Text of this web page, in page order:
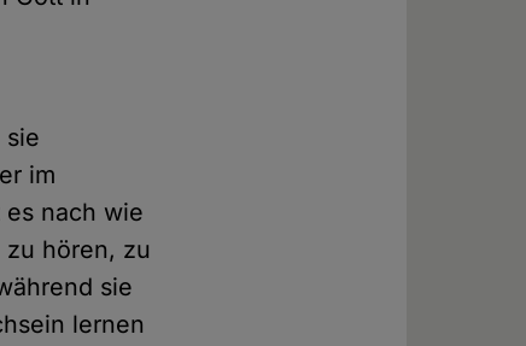
sie
im
nach wie
hören, zu
sie
lernen